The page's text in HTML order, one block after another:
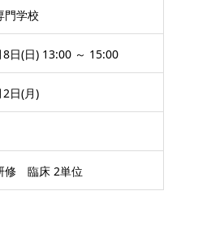
門学校
日(日) 13:00 ～ 15:00
日(月)
修 臨床 2単位